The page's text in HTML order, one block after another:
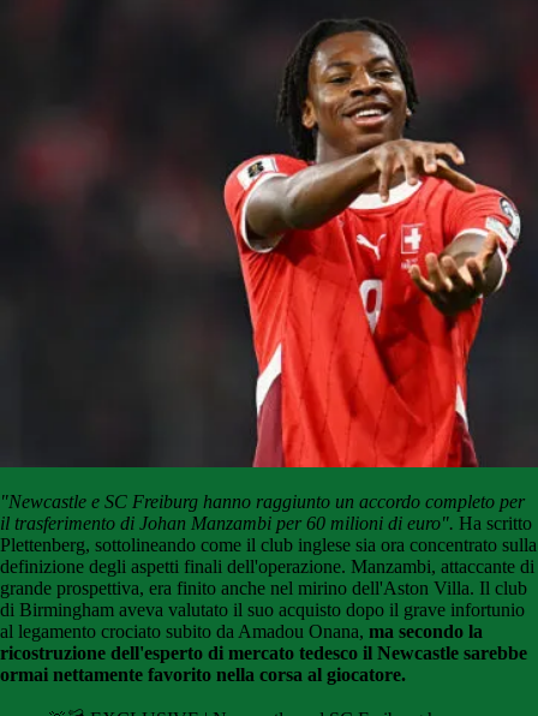
"Newcastle e SC Freiburg hanno raggiunto un accordo completo per
il trasferimento di Johan Manzambi per 60 milioni di euro". Ha scritto
Plettenberg, sottolineando come il club inglese sia ora concentrato sulla
definizione degli aspetti finali dell'operazione. Manzambi, attaccante di
grande prospettiva, era finito anche nel mirino dell'Aston Villa. Il club
di Birmingham aveva valutato il suo acquisto dopo il grave infortunio
al legamento crociato subito da Amadou Onana, ma secondo la
ricostruzione dell'esperto di mercato tedesco il Newcastle sarebbe
ormai nettamente favorito nella corsa al giocatore.